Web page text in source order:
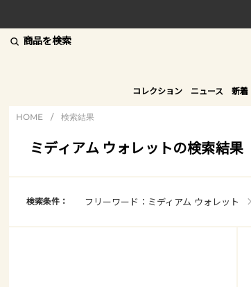
商品を検索
コレクション ニュース 新着
HOME / 検索結果
ミディアム ウォレットの検索結果
検索条件： フリーワード：ミディアム ウォレット